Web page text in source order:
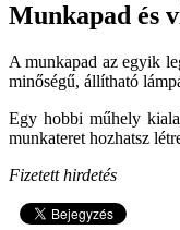
Munkapad és
A munkapad az egyik
minőségű, állítható
Egy hobbi műhely
munkateret hozhatsz
Fizetett hirdetés